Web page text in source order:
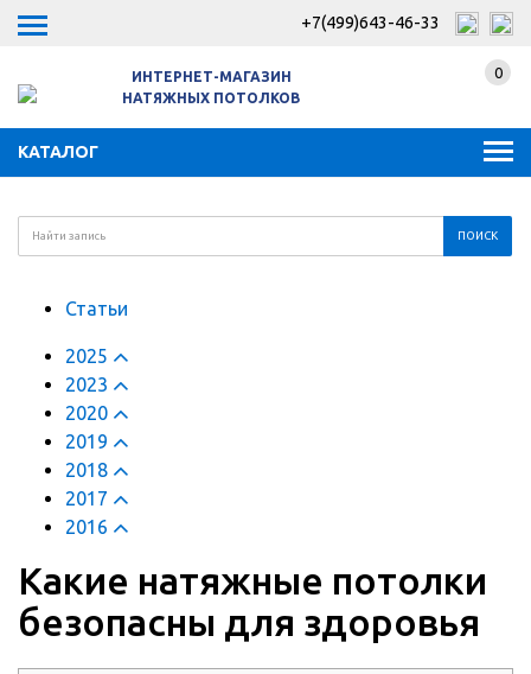
+7(499)643-46-33
ИНТЕРНЕТ-МАГАЗИН
НАТЯЖНЫХ ПОТОЛКОВ
КАТАЛОГ
0
Статьи
2025
2023
2020
2019
2018
2017
2016
Какие натяжные потолки
безопасны для здоровья